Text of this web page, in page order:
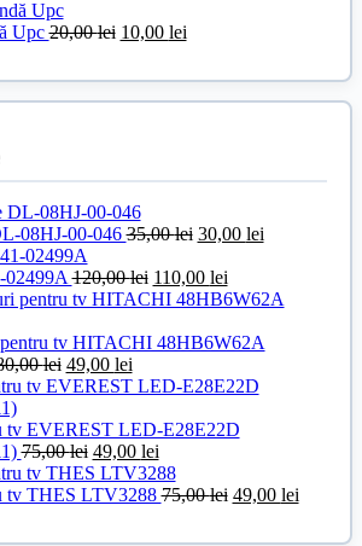
Upc20,00lei Prețul
fost:
10,00 leiPrețul
10,00 lei.
08HJ-00-04635,00lei Prețul
a
fost:
30,00 leiPrețul
30,00 lei.
02499A120,00lei Prețul
inițial
fost:
110,00 leiPrețul
curent
110,00 lei.
pentru tv HITACHI 48HB6W62A
lei Prețul
inițial
fost:
80,00 lei.
49,00 leiPrețul
curent
49,00 lei.
tv EVEREST LED-E28E22D
75,00lei Prețul
inițial
a
49,00 leiPrețul
curent
este:
tv THES LTV328875,00lei Prețul
49,00 leiPrețul